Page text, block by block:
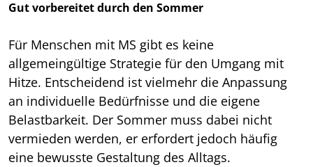
Gut vorbereitet durch den Sommer
Für Menschen mit MS gibt es keine
allgemeingültige Strategie für den Umgang mit
Hitze. Entscheidend ist vielmehr die Anpassung
an individuelle Bedürfnisse und die eigene
Belastbarkeit. Der Sommer muss dabei nicht
vermieden werden, er erfordert jedoch häufig
eine bewusste Gestaltung des Alltags.